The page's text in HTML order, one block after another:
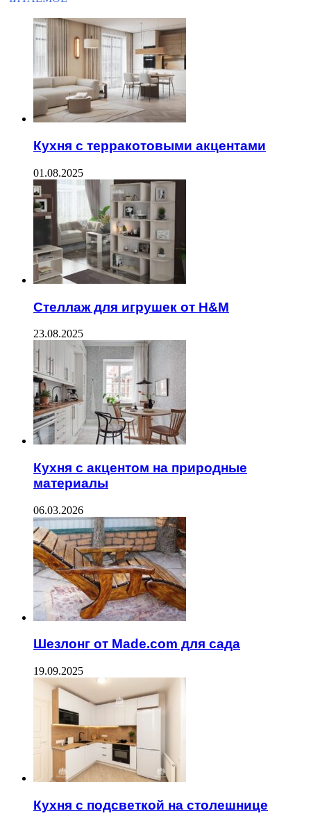
Кухня с терракотовыми акцентами
01.08.2025
Стеллаж для игрушек от H&M
23.08.2025
Кухня с акцентом на природные
материалы
06.03.2026
Шезлонг от Made.com для сада
19.09.2025
Кухня с подсветкой на столешнице